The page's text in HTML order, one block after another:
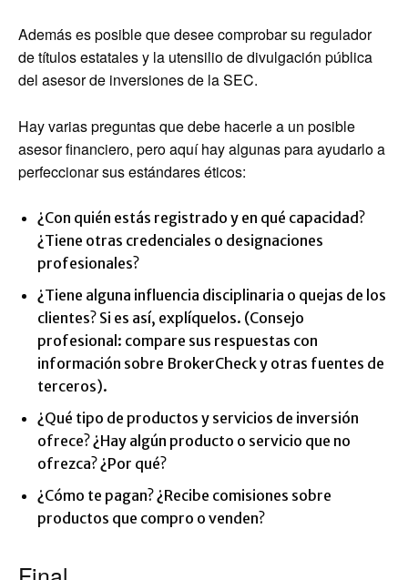
Además es posible que desee comprobar su regulador
de títulos estatales y la utensilio de divulgación pública
del asesor de inversiones de la SEC.
Hay varias preguntas que debe hacerle a un posible
asesor financiero, pero aquí hay algunas para ayudarlo a
perfeccionar sus estándares éticos:
¿Con quién estás registrado y en qué capacidad?
¿Tiene otras credenciales o designaciones
profesionales?
¿Tiene alguna influencia disciplinaria o quejas de los
clientes? Si es así, explíquelos. (Consejo
profesional: compare sus respuestas con
información sobre BrokerCheck y otras fuentes de
terceros).
¿Qué tipo de productos y servicios de inversión
ofrece? ¿Hay algún producto o servicio que no
ofrezca? ¿Por qué?
¿Cómo te pagan? ¿Recibe comisiones sobre
productos que compro o venden?